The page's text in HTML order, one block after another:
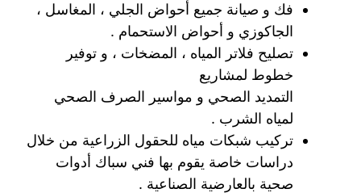
فك و صيانة جميع أحواض الجلي ، المغاسل ،
الجاكوزي و أحواض الاستحمام .
تصليح فلاتر المياه ، المضخات ، و توفير
خطوط لمشاريع
التمديد الصحي و مواسير الصرف الصحي
لمياه الشرب .
تركيب شبكات مياه للحقول الزراعية من خلال
دراسات خاصة يقوم بها فني سباك أدوات
صحية بالعارضية الصناعية .